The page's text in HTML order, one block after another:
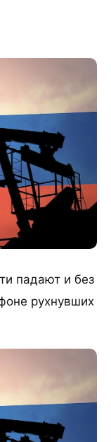
падают и без
рухнувших